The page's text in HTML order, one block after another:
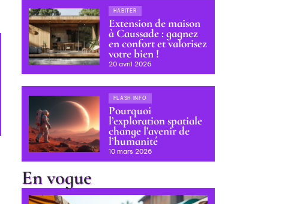
HABITER
Extension de maison
à Caussade : gagnez
en confort et valorisez
votre bien !
20 avril 2026
FLASH INFO
Pourquoi
l’exploration spatiale
change l’avenir de
l’humanité
10 mars 2026
En vogue